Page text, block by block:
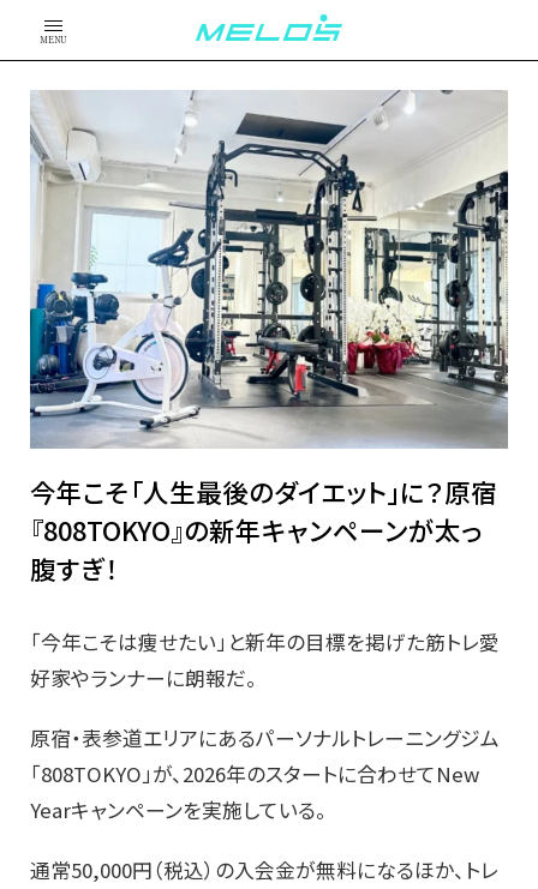
MENU
今年こそ「人生最後のダイエット」に？原宿
『808TOKYO』の新年キャンペーンが太っ
腹すぎ！
「今年こそは痩せたい」と新年の目標を掲げた筋トレ愛
好家やランナーに朗報だ。
原宿・表参道エリアにあるパーソナルトレーニングジム
「808TOKYO」が、2026年のスタートに合わせてNew
Yearキャンペーンを実施している。
通常50,000円（税込）の入会金が無料になるほか、トレ